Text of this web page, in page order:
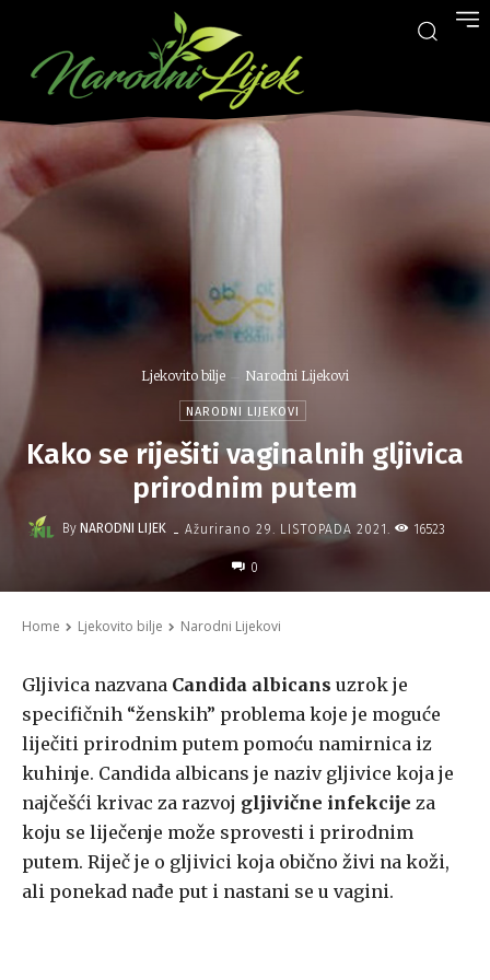
Ljekovito bilje Narodni Lijekovi
NARODNI LIJEKOVI
Kako se riješiti vaginalnih gljivica
prirodnim putem
By NARODNI LIJEK - Ažurirano 29. LISTOPADA 2021. 16523
0
Home Ljekovito bilje Narodni Lijekovi
Gljivica nazvana Candida albicans uzrok je
specifičnih “ženskih” problema koje je moguće
liječiti prirodnim putem pomoću namirnica iz
kuhinje. Candida albicans je naziv gljivice koja je
najčešći krivac za razvoj gljivične infekcije za
koju se liječenje može sprovesti i prirodnim
putem. Riječ je o gljivici koja obično živi na koži,
ali ponekad nađe put i nastani se u vagini.